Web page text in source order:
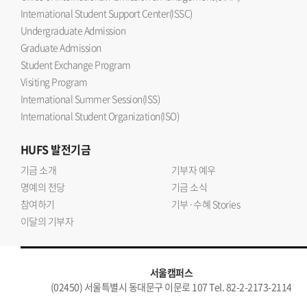
International Student Support Center(ISSC)
Undergraduate Admission
Graduate Admission
Student Exchange Program
Visiting Program
International Summer Session(ISS)
International Student Organization(ISO)
HUFS발전기금
기금 소개
기부자 예우
명예의 전당
기금 소식
참여하기
기부·수혜 Stories
이달의 기부자
서울캠퍼스
(02450) 서울특별시 동대문구 이문로 107 Tel. 82-2-2173-2114